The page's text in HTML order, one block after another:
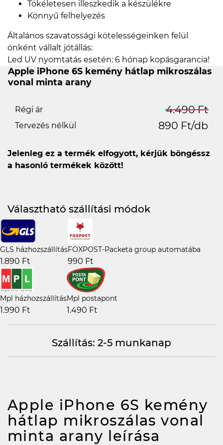
Tökéletesen illeszkedik a készülékre
Könnyű felhelyezés
Általános szavatossági kötelességeinken felül
önként vállalt jótállás:
Led UV nyomtatás esetén: 6 hónap kopásgarancia!
Apple iPhone 6S kemény hátlap mikroszálas
vonal minta arany
Régi ár 4.490 Ft
Tervezés nélkül 890 Ft/db
Jelenleg ez a termék elfogyott, kérjük böngéssz
a hasonló termékek között!
Választható szállítási módok
GLS házhozszállítás
1.890 Ft
FOXPOST-Packeta group automatába
990 Ft
Mpl házhozszállítás
1.990 Ft
Mpl postapont
1.490 Ft
Szállítás: 2-5 munkanap
Apple iPhone 6S kemény
hátlap mikroszálas vonal
minta arany leírása